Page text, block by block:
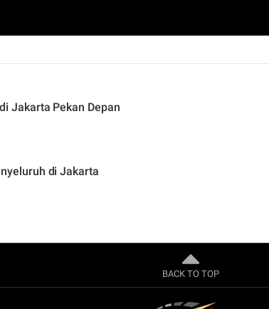
Jakarta Pekan Depan
di Jakarta
BACK TO TOP